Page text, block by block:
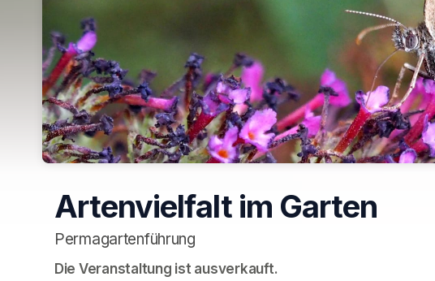
Artenvielfalt im Garten
Permagartenführung
Die Veranstaltung ist ausverkauft.